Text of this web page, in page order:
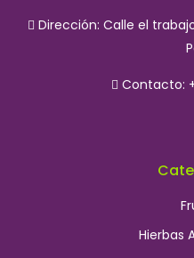
Dirección: Calle el
Contacto:
Hierbas